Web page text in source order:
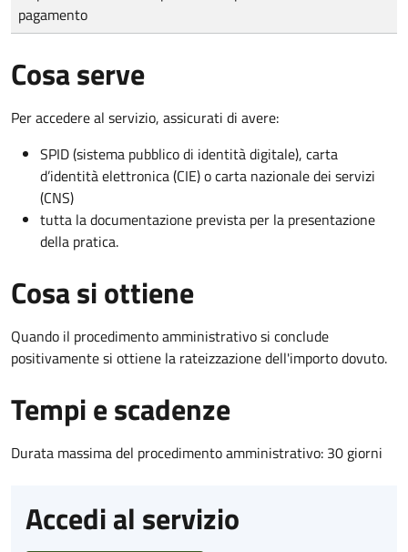
pagamento
Cosa serve
Per accedere al servizio, assicurati di avere:
SPID (sistema pubblico di identità digitale), carta
d’identità elettronica (CIE) o carta nazionale dei servizi
(CNS)
tutta la documentazione prevista per la presentazione
della pratica.
Cosa si ottiene
Quando il procedimento amministrativo si conclude
positivamente si ottiene la rateizzazione dell'importo dovuto.
Tempi e scadenze
Durata massima del procedimento amministrativo: 30 giorni
Accedi al servizio